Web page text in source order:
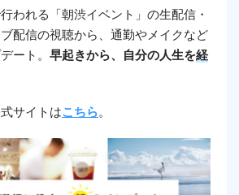
われる「朝渋イベント」の生配信・
配信の視聴から、通勤やメイクなど
ート。 早起きから、自分の人生を経
サイトはこちら。